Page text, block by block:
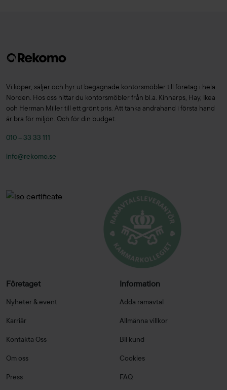
Vi köper, säljer och hyr ut begagnade kontorsmöbler till företag i hela
Norden. Hos oss hittar du kontorsmöbler från bl.a. Kinnarps, Hay, Ikea
och Herman Miller till ett grönt pris. Att tänka andrahand i första hand
är bra för miljön. Och för din budget.
010 – 33 33 111
info@rekomo.se
Företaget
Nyheter & event
Karriär
Kontakta Oss
Om oss
Press
Information
Adda ramavtal
Allmänna villkor
Bli kund
Cookies
FAQ